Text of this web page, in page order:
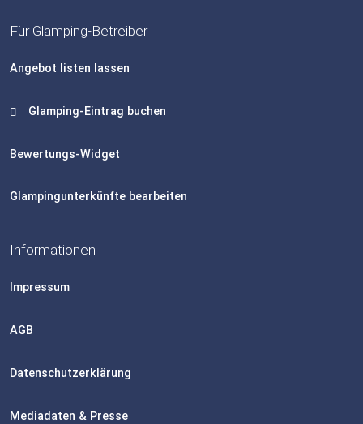
Für Glamping-Betreiber
Angebot listen lassen
Glamping-Eintrag buchen
Bewertungs-Widget
Glampingunterkünfte bearbeiten
Informationen
Impressum
AGB
Datenschutzerklärung
Mediadaten & Presse